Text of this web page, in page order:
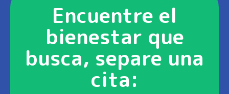
Encuentre el
bienestar que
busca, separe una
cita: